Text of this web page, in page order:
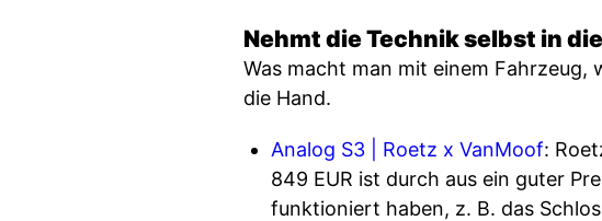
Nehmt die Technik selbst in
Was macht man mit einem Fahrzeug,
die Hand.
Analog S3 | Roetz x VanMoof:
849 EUR ist durch aus ein guter
funktioniert haben, z. B. das